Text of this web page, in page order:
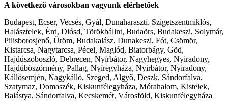
A következő városokban vagyunk elérhetőek
Budapest, Ecser, Vecsés, Gyál, Dunaharaszti, Szigetszentmiklós,
Halásztelek, Érd, Diósd, Törökbálint, Budaörs, Budakeszi, Solymár,
Pilisborosjenő, Üröm, Budakalász, Dunakeszi, Fót, Csömör,
Kistarcsa, Nagytarcsa, Pécel, Maglód, Biatorbágy, Göd,
Hajdúszoboszló, Debrecen, Nyírbátor, Nagyhegyes, Nyiradony,
Hajdúböszörmény, Pallag, Nyíregyháza, Nyirbátor, Nyiradony,
Kállósemjén, Nagykálló, Szeged, Algyõ, Deszk, Sándorfalva,
Szatymaz, Domaszék, Kiskunfélegyháza, Mórahalom, Kistelek,
Balástya, Sándorfalva, Kecskemét, Városföld, Kiskunfélegyháza